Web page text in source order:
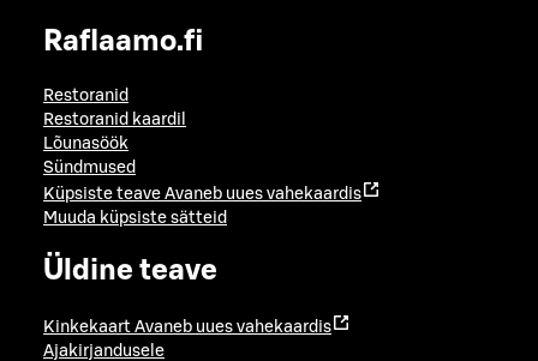
Raflaamo.fi
Restoranid
Restoranid kaardil
Lõunasöök
Sündmused
Küpsiste teave Avaneb uues vahekaardis
Muuda küpsiste sätteid
Üldine teave
Kinkekaart Avaneb uues vahekaardis
Ajakirjandusele